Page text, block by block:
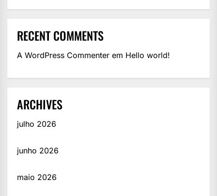
RECENT COMMENTS
A WordPress Commenter em Hello world!
ARCHIVES
julho 2026
junho 2026
maio 2026